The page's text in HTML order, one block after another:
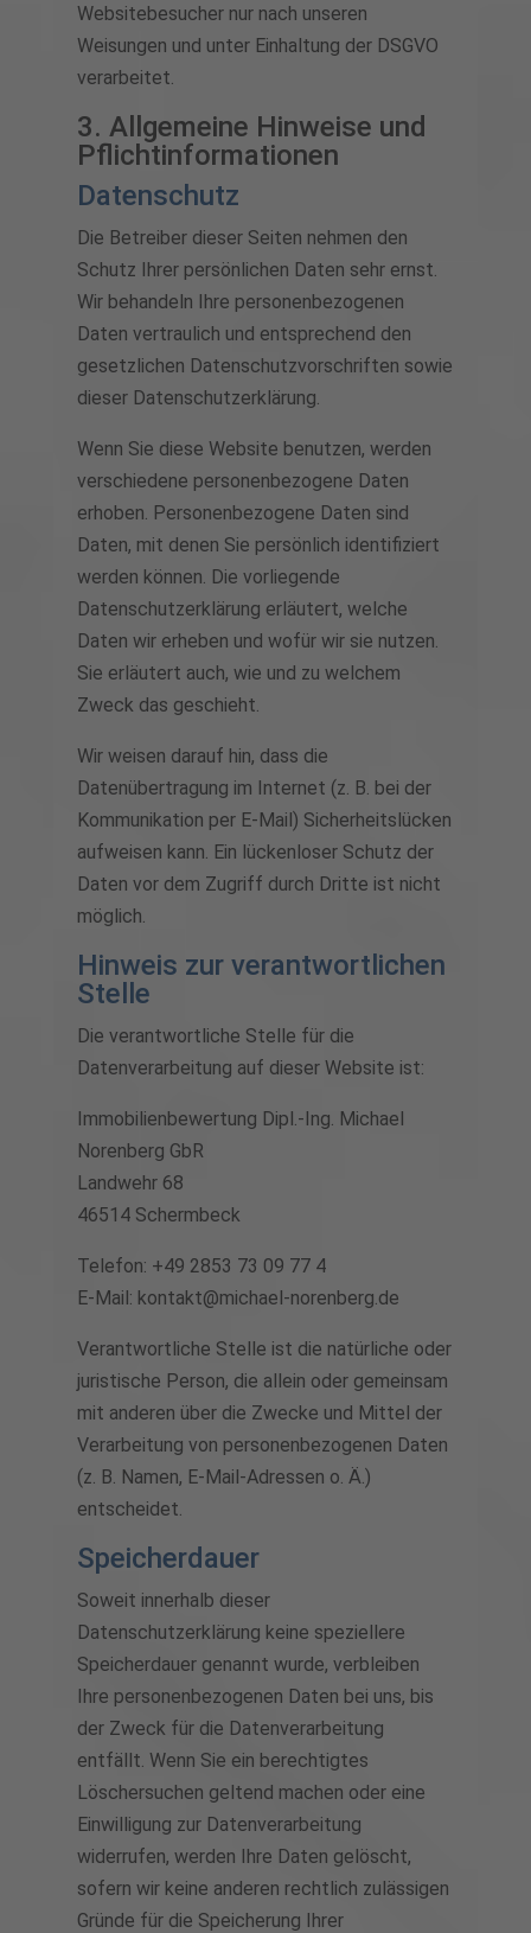
Websitebesucher nur nach unseren
Weisungen und unter Einhaltung der DSGVO
verarbeitet.
3. Allgemeine Hinweise und
Pflicht­informationen
Datenschutz
Die Betreiber dieser Seiten nehmen den
Schutz Ihrer persönlichen Daten sehr ernst.
Wir behandeln Ihre personenbezogenen
Daten vertraulich und entsprechend den
gesetzlichen Datenschutzvorschriften sowie
dieser Datenschutzerklärung.
Wenn Sie diese Website benutzen, werden
verschiedene personenbezogene Daten
erhoben. Personenbezogene Daten sind
Daten, mit denen Sie persönlich identifiziert
werden können. Die vorliegende
Datenschutzerklärung erläutert, welche
Daten wir erheben und wofür wir sie nutzen.
Sie erläutert auch, wie und zu welchem
Zweck das geschieht.
Wir weisen darauf hin, dass die
Datenübertragung im Internet (z. B. bei der
Kommunikation per E-Mail) Sicherheitslücken
aufweisen kann. Ein lückenloser Schutz der
Daten vor dem Zugriff durch Dritte ist nicht
möglich.
Hinweis zur verantwortlichen
Stelle
Die verantwortliche Stelle für die
Datenverarbeitung auf dieser Website ist:
Immobilienbewertung Dipl.-Ing. Michael
Norenberg GbR
Landwehr 68
46514 Schermbeck
Telefon: +49 2853 73 09 77 4
E-Mail: kontakt@michael-norenberg.de
Verantwortliche Stelle ist die natürliche oder
juristische Person, die allein oder gemeinsam
mit anderen über die Zwecke und Mittel der
Verarbeitung von personenbezogenen Daten
(z. B. Namen, E-Mail-Adressen o. Ä.)
entscheidet.
Speicherdauer
Soweit innerhalb dieser
Datenschutzerklärung keine speziellere
Speicherdauer genannt wurde, verbleiben
Ihre personenbezogenen Daten bei uns, bis
der Zweck für die Datenverarbeitung
entfällt. Wenn Sie ein berechtigtes
Löschersuchen geltend machen oder eine
Einwilligung zur Datenverarbeitung
widerrufen, werden Ihre Daten gelöscht,
sofern wir keine anderen rechtlich zulässigen
Gründe für die Speicherung Ihrer